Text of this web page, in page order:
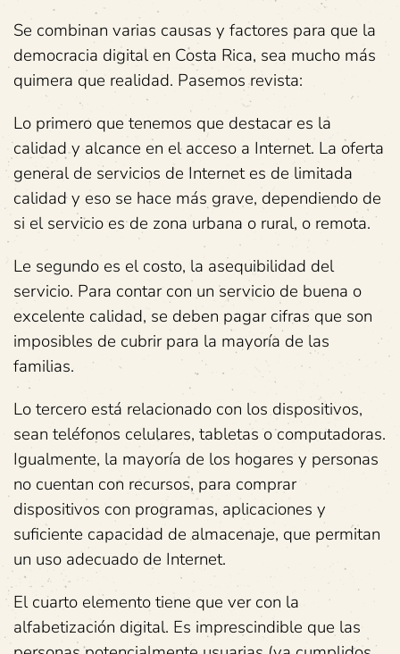
Se combinan varias causas y factores para que la
democracia digital en Costa Rica, sea mucho más
quimera que realidad. Pasemos revista:
Lo primero que tenemos que destacar es la
calidad y alcance en el acceso a Internet. La oferta
general de servicios de Internet es de limitada
calidad y eso se hace más grave, dependiendo de
si el servicio es de zona urbana o rural, o remota.
Le segundo es el costo, la asequibilidad del
servicio. Para contar con un servicio de buena o
excelente calidad, se deben pagar cifras que son
imposibles de cubrir para la mayoría de las
familias.
Lo tercero está relacionado con los dispositivos,
sean teléfonos celulares, tabletas o computadoras.
Igualmente, la mayoría de los hogares y personas
no cuentan con recursos, para comprar
dispositivos con programas, aplicaciones y
suficiente capacidad de almacenaje, que permitan
un uso adecuado de Internet.
El cuarto elemento tiene que ver con la
alfabetización digital. Es imprescindible que las